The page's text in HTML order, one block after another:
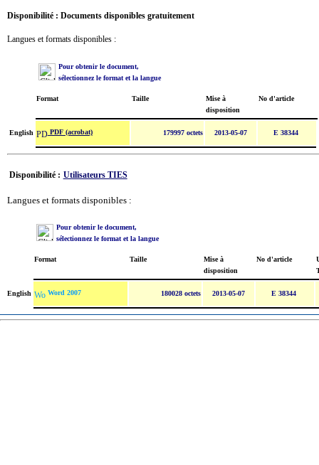
Disponibilité : Documents disponibles gratuitement
Langues et formats disponibles :
Pour obtenir le document,
sélectionnez le format et la langue
Format Taille
Mise à
disposition
No d'article
English PDF (acrobat) 179997 octets 2013-05-07 E 38344
Disponibilité : Utilisateurs TIES
Langues et formats disponibles :
Pour obtenir le document,
sélectionnez le format et la langue
Format Taille
Mise à
disposition
No d'article
English Word 2007 180028 octets 2013-05-07 E 38344